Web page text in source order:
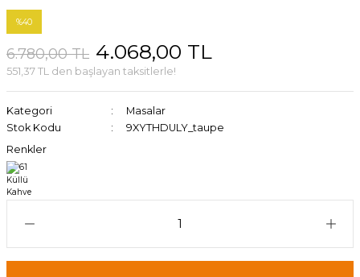
%40
6.780,00 TL 4.068,00 TL
551,37 TL den başlayan taksitlerle!
Kategori
Masalar
Stok Kodu
9XYTHDULY_taupe
Renkler